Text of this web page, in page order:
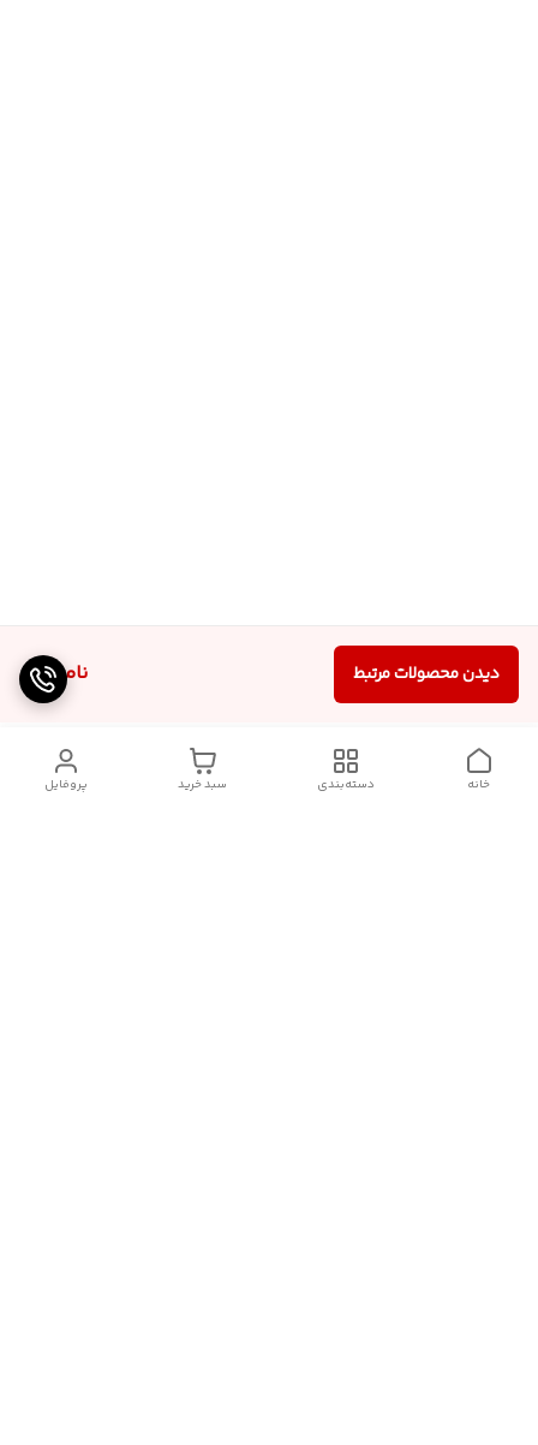
ناموجود دیدن محصولات مرتبط
پروفایل سبد خرید دسته‌بندی خانه